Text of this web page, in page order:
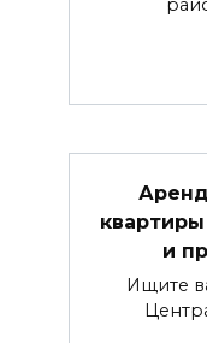
и
Ищите